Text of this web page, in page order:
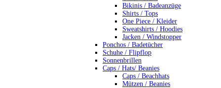
Bikinis / Badeanzüge
Shirts / Tops
One Piece / Kleider
Sweatshirts / Hoodies
Jacken / Windstopper
Ponchos / Badetücher
Schuhe / Flipflop
Sonnenbrillen
Caps / Hats/ Beanies
Caps / Beachhats
Mützen / Beanies